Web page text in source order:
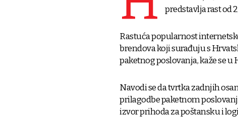
predstavlja rast od
Rastuća popularnost
brendova koji surađuju s
paketnog poslovanja, kaže se
Navodi se da tvrtka zadnjih
prilagodbe paketnom
izvor prihoda za poštansku i